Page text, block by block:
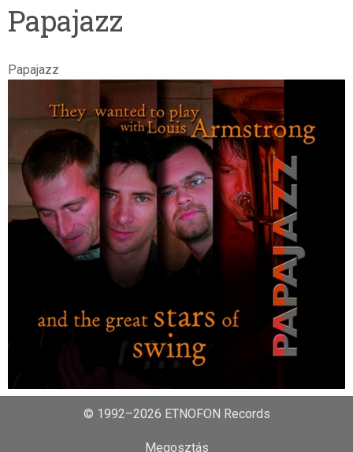
Papajazz
Papajazz
© 1992–2026 ETNOFON Records
Megosztás